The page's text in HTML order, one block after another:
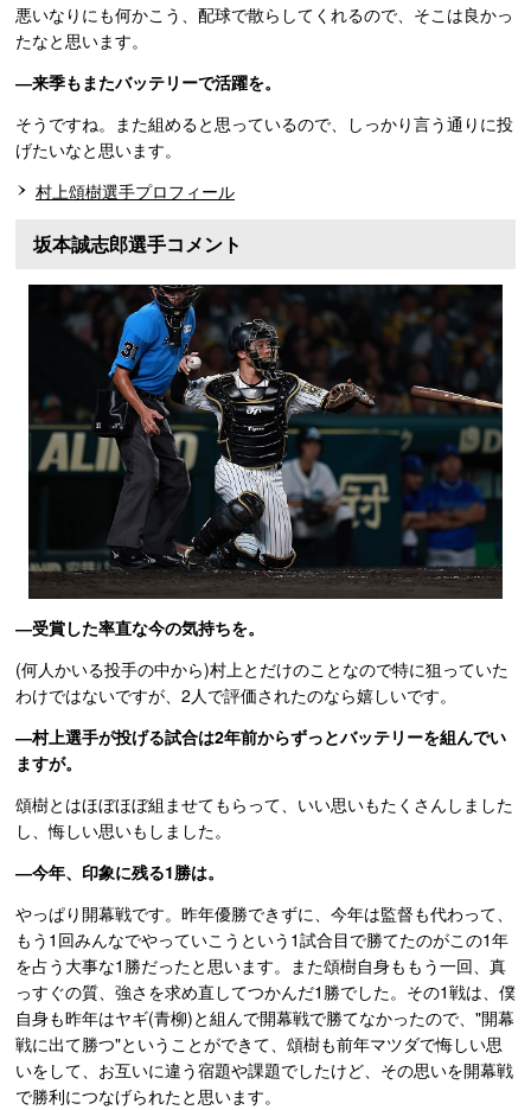
悪いなりにも何かこう、配球で散らしてくれるので、そこは良かっ
たなと思います。
―来季もまたバッテリーで活躍を。
そうですね。また組めると思っているので、しっかり言う通りに投
げたいなと思います。
村上頌樹選手プロフィール
坂本誠志郎選手コメント
―受賞した率直な今の気持ちを。
(何人かいる投手の中から)村上とだけのことなので特に狙っていた
わけではないですが、2人で評価されたのなら嬉しいです。
―村上選手が投げる試合は2年前からずっとバッテリーを組んでい
ますが。
頌樹とはほぼほぼ組ませてもらって、いい思いもたくさんしました
し、悔しい思いもしました。
―今年、印象に残る1勝は。
やっぱり開幕戦です。昨年優勝できずに、今年は監督も代わって、
もう1回みんなでやっていこうという1試合目で勝てたのがこの1年
を占う大事な1勝だったと思います。また頌樹自身ももう一回、真
っすぐの質、強さを求め直してつかんだ1勝でした。その1戦は、僕
自身も昨年はヤギ(青柳)と組んで開幕戦で勝てなかったので、"開幕
戦に出て勝つ"ということができて、頌樹も前年マツダで悔しい思
いをして、お互いに違う宿題や課題でしたけど、その思いを開幕戦
で勝利につなげられたと思います。